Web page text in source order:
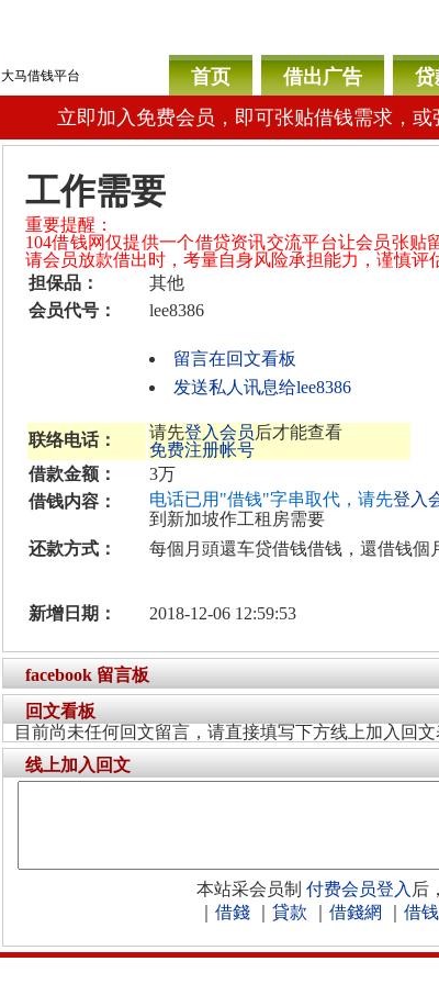
大马借钱平台 首页 借出广告 贷
立即加入免费会员，即可张贴借钱需求，或
工作需要
重要提醒：
104借钱网仅提供一个借贷资讯交流平台让会员张贴
请会员放款借出时，考量自身风险承担能力，谨慎评
担保品：
其他
会员代号：
lee8386
留言在回文看板
发送私人讯息给lee8386
联络电话： 请先登入会员后才能查看
免费注册帐号
借款金额：
3万
借钱内容：
电话已用"借钱"字串取代，请先登入
到新加坡作工租房需要
还款方式：
每個月頭還车贷借钱借钱，還借钱個
新增日期： 2018-12-06 12:59:53
facebook 留言板
回文看板
目前尚未任何回文留言，请直接填写下方线上加入回
线上加入回文
本站采会员制 付费会员登入 后
借錢 貸款 借錢網 借钱